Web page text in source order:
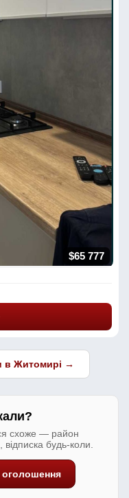
$65 777
в Житомирі →
схоже — район
будь-коли.
оголошення